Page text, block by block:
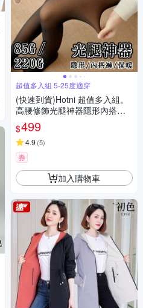
超值多入組 5-25度適穿
(快速到貨)Hotni 超值多入組。
高腰修飾光腿神器隱形內搭褲
褲襪-85G-220G(5-25度適穿)-
KDP-2356
$499
4.9 (5)
券
加入購物車